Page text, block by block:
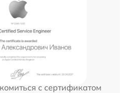
с сертификатом